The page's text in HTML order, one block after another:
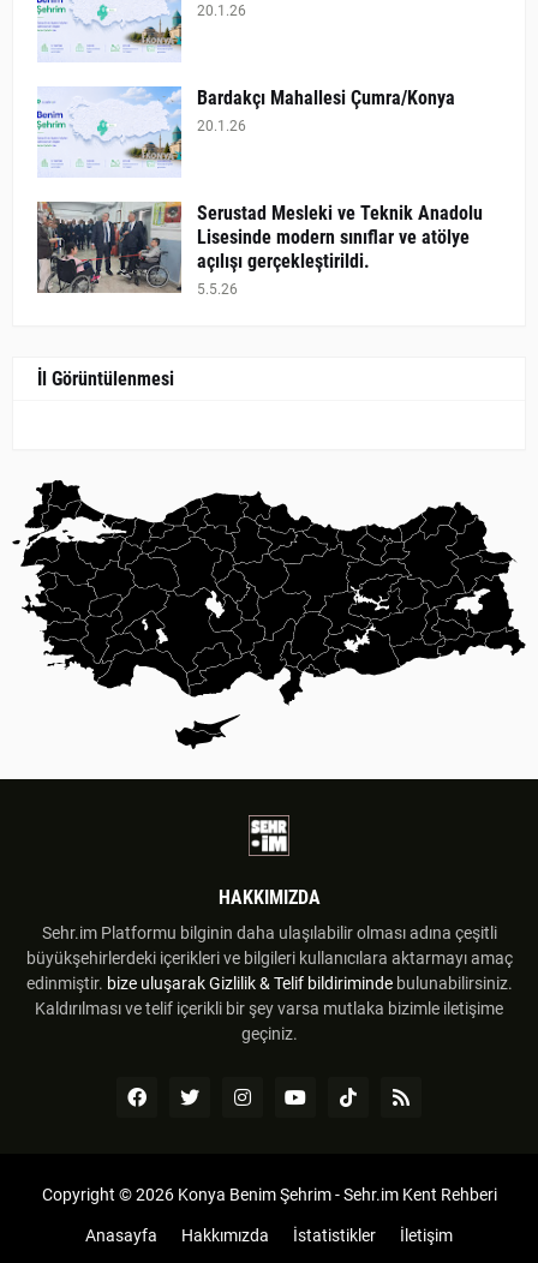
20.1.26
Bardakçı Mahallesi Çumra/Konya
20.1.26
​Serustad Mesleki ve Teknik Anadolu
Lisesinde modern sınıflar ve atölye
açılışı gerçekleştirildi.
5.5.26
İl Görüntülenmesi
HAKKIMIZDA
Sehr.im Platformu bilginin daha ulaşılabilir olması adına çeşitli
büyükşehirlerdeki içerikleri ve bilgileri kullanıcılara aktarmayı amaç
edinmiştir. bize uluşarak Gizlilik & Telif bildiriminde bulunabilirsiniz.
Kaldırılması ve telif içerikli bir şey varsa mutlaka bizimle iletişime
geçiniz.
Copyright ©2026 Konya Benim Şehrim - Sehr.im Kent Rehberi
Anasayfa Hakkımızda İstatistikler İletişim